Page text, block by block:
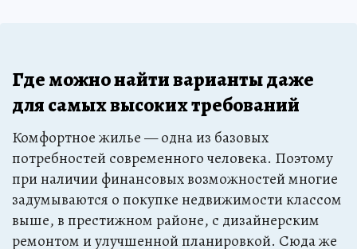
Где можно найти варианты даже
для самых высоких требований
Комфортное жилье — одна из базовых
потребностей современного человека. Поэтому
при наличии финансовых возможностей многие
задумываются о покупке недвижимости классом
выше, в престижном районе, с дизайнерским
ремонтом и улучшенной планировкой. Сюда же